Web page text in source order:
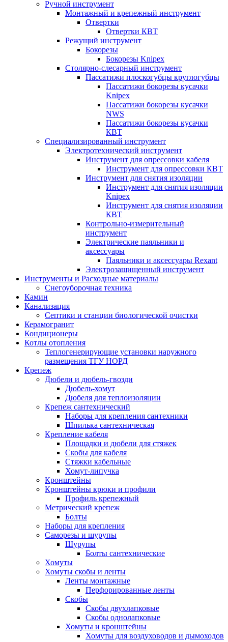
Ручной инструмент
Монтажный и крепежный инструмент
Отвертки
Отвертки КВТ
Режущий инструмент
Бокорезы
Бокорезы Knipex
Столярно-слесарный инструмент
Пассатижи плоскогубцы круглогубцы
Пассатижи бокорезы кусачки
Knipex
Пассатижи бокорезы кусачки
NWS
Пассатижи бокорезы кусачки
КВТ
Специализированный инструмент
Электротехнический инструмент
Инструмент для опрессовки кабеля
Инструмент для опрессовки КВТ
Инструмент для снятия изоляции
Инструмент для снятия изоляции
Knipex
Инструмент для снятия изоляции
КВТ
Контрольно-измерительный
инструмент
Электрические паяльники и
аксессуары
Паяльники и аксессуары Rexant
Электрозащищенный инструмент
Инструменты и Расходные материалы
Снегоуборочная техника
Камин
Канализация
Септики и станции биологической очистки
Керамогранит
Кондиционеры
Котлы отопления
Теплогенерирующие установки наружного
размещения ТГУ НОРД
Крепеж
Дюбели и дюбель-гвозди
Дюбель-хомут
Дюбеля для теплоизоляции
Крепеж сантехнический
Наборы для крепления сантехники
Шпилька сантехническая
Крепление кабеля
Площадки и дюбели для стяжек
Скобы для кабеля
Стяжки кабельные
Хомут-липучка
Кронштейны
Кронштейны крюки и профили
Профиль крепежный
Метрический крепеж
Болты
Наборы для крепления
Саморезы и шурупы
Шурупы
Болты сантехнические
Хомуты
Хомуты скобы и ленты
Ленты монтажные
Перфорированные ленты
Скобы
Скобы двухлапковые
Скобы однолапковые
Хомуты и кронштейны
Хомуты для воздуховодов и дымоходов